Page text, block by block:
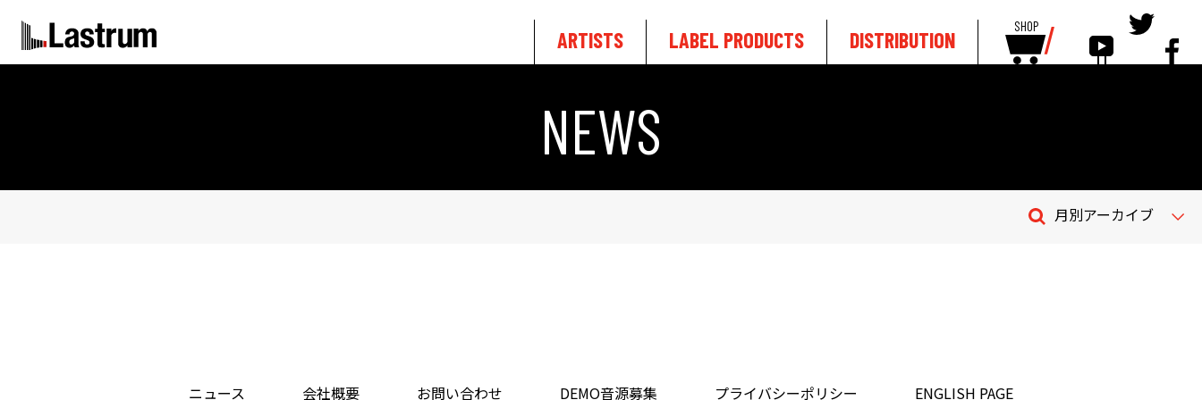
ARTISTS LABEL PRODUCTS DISTRIBUTION
SHOP
NEWS
月別アーカイブ
ニュース 会社概要 お問い合わせ DEMO音源募集 プライバシーポリシー ENGLISH PAGE